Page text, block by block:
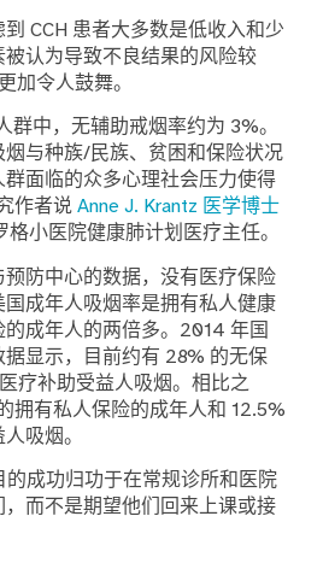
CCH 患者大多数是低收入和少
认为导致不良结果的风险较
加令人鼓舞。
群中，无辅助戒烟率约为 3%。
与种族/民族、贫困和保险状况
面临的众多心理社会压力使得
作者说 Anne J. Krantz 医学博士
格小医院健康肺计划医疗主任。
防中心的数据，没有医疗保险
成年人吸烟率是拥有私人健康
成年人的两倍多。2014 年国
显示，目前约有 28% 的无保
疗补助受益人吸烟。相比之
拥有私人保险的成年人和 12.5%
吸烟。
的成功归功于在常规诊所和医院
而不是期望他们回来上课或接